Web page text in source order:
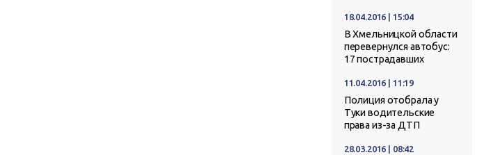
18.04.2016 | 15:04
В Хмельницкой области
перевернулся автобус:
17 пострадавших
11.04.2016 | 11:19
Полиция отобрала у
Туки водительские
права из-за ДТП
28.03.2016 | 08:42